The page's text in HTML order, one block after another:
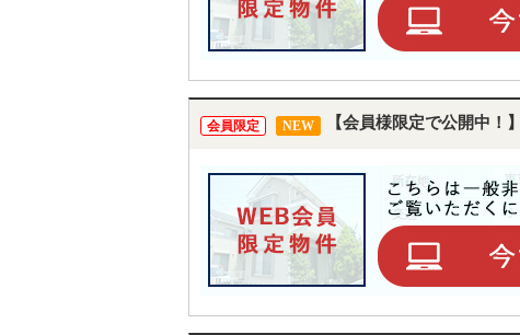
会員限定 NEW 【会員様限定で公開中！】